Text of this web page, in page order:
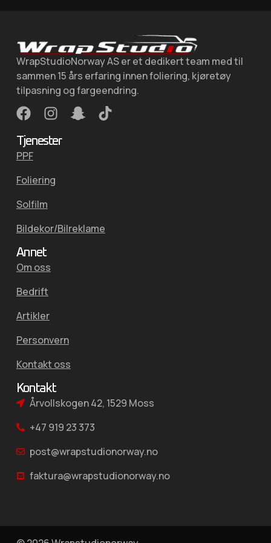
WrapStudioNorway AS er et dedikert team med til
sammen 15 års erfaring innen foliering, kjøretøy
tilpasning og fargeendring.
Tjenester
PPF
Foliering
Solfilm
Bildekor/Bilreklame
Annet
Om oss
Bedrift
Artikler
Personvern
Kontakt oss
Kontakt
Årvollskogen 42, 1529 Moss
+47 919 23 373
post@wrapstudionorway.no
faktura@wrapstudionorway.no